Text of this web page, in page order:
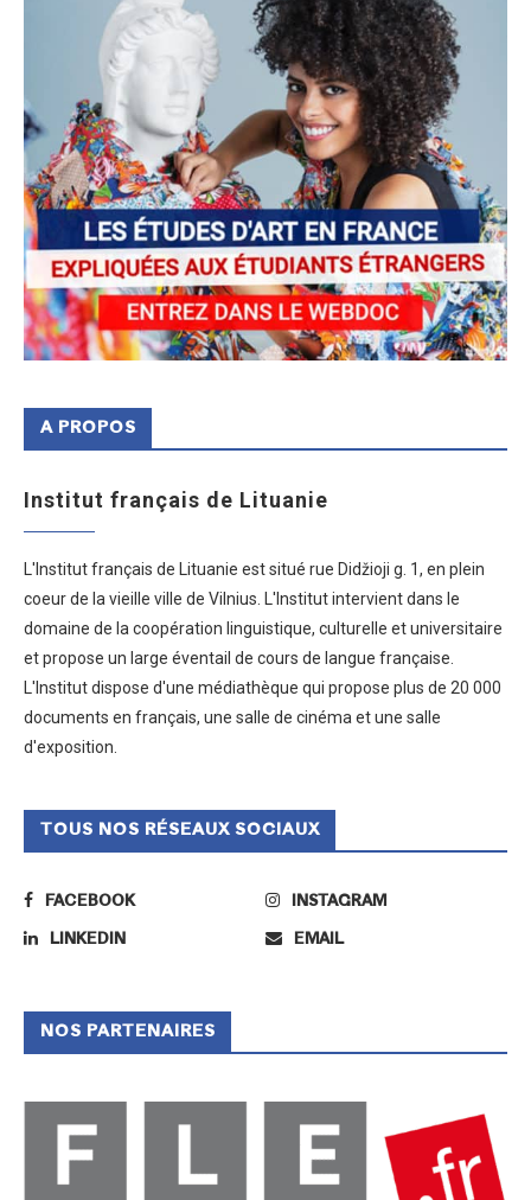
A PROPOS
Institut français de Lituanie
L'Institut français de Lituanie est situé rue Didžioji g. 1, en plein
coeur de la vieille ville de Vilnius. L'Institut intervient dans le
domaine de la coopération linguistique, culturelle et universitaire
et propose un large éventail de cours de langue française.
L'Institut dispose d'une médiathèque qui propose plus de 20 000
documents en français, une salle de cinéma et une salle
d'exposition.
TOUS NOS RÉSEAUX SOCIAUX
FACEBOOK INSTAGRAM
LINKEDIN EMAIL
NOS PARTENAIRES